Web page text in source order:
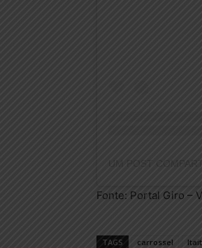
Fonte: Portal Giro –
TAGS carrossel